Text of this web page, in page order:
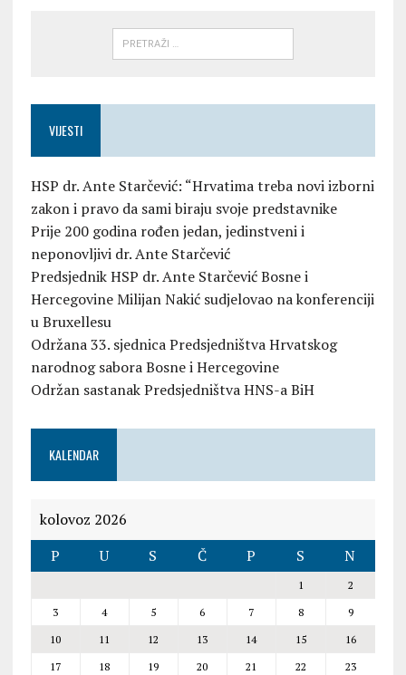
VIJESTI
HSP dr. Ante Starčević: “Hrvatima treba novi izborni
zakon i pravo da sami biraju svoje predstavnike
Prije 200 godina rođen jedan, jedinstveni i
neponovljivi dr. Ante Starčević
Predsjednik HSP dr. Ante Starčević Bosne i
Hercegovine Milijan Nakić sudjelovao na konferenciji
u Bruxellesu
Održana 33. sjednica Predsjedništva Hrvatskog
narodnog sabora Bosne i Hercegovine
Održan sastanak Predsjedništva HNS-a BiH
KALENDAR
kolovoz 2026
P
U S Č P S N
1
2
3
4 5 6 7 8
9
10
11 12 13 14 15
16
17
18 19 20 21 22 23